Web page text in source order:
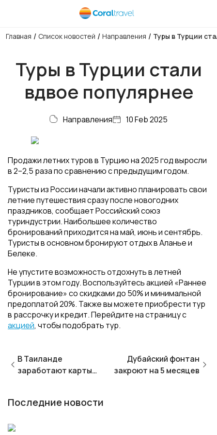
Главная / Список новостей / Направления / Туры в Турции
Туры в Турции стали
вдвое популярнее
Направления 10 Feb 2025
Продажи летних туров в Турцию на 2025 год выросли
в 2–2,5 раза по сравнению с предыдущим годом.
Туристы из России начали активно планировать свои
летние путешествия сразу после новогодних
праздников, сообщает Российский союз
туриндустрии. Наибольшее количество
бронирований приходится на май, июнь и сентябрь.
Туристы в основном бронируют отдых в Аланье и
Белеке.
Не упустите возможность отдохнуть в летней
Турции в этом году. Воспользуйтесь акцией «Раннее
бронирование» со скидками до 50% и минимальной
предоплатой 20%. Также вы можете приобрести тур
в рассрочку и кредит. Перейдите на страницу с
акцией, чтобы подобрать тур.
В Таиланде
заработают карты
Дубайский фонтан
закроют на 5 месяцев
Последние новости